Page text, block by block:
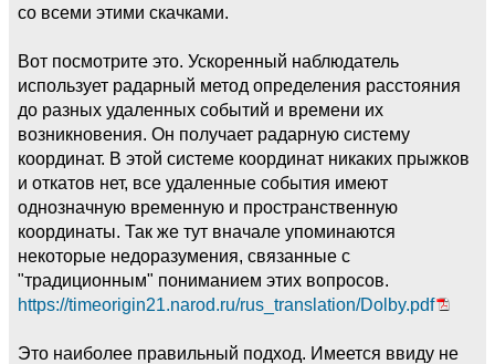
со всеми этими скачками.
Вот посмотрите это. Ускоренный наблюдатель
использует радарный метод определения расстояния
до разных удаленных событий и времени их
возникновения. Он получает радарную систему
координат. В этой системе координат никаких прыжков
и откатов нет, все удаленные события имеют
однозначную временную и пространственную
координаты. Так же тут вначале упоминаются
некоторые недоразумения, связанные с
"традиционным" пониманием этих вопросов.
https://timeorigin21.narod.ru/rus_translation/Dolby.pdf
Это наиболее правильный подход. Имеется ввиду не